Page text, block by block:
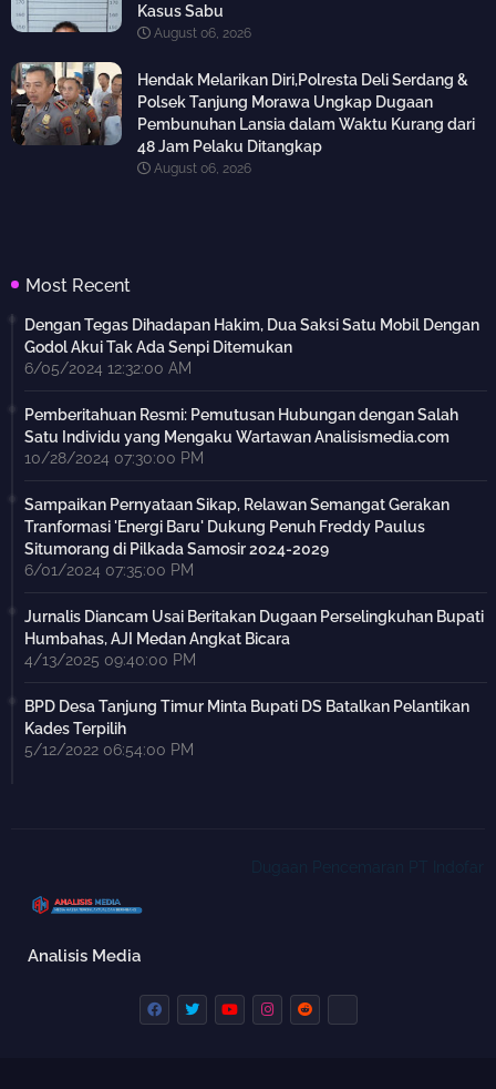
Kasus Sabu
August 06, 2026
Hendak Melarikan Diri,Polresta Deli Serdang &
Polsek Tanjung Morawa Ungkap Dugaan
Pembunuhan Lansia dalam Waktu Kurang dari
48 Jam Pelaku Ditangkap
August 06, 2026
Most Recent
Dengan Tegas Dihadapan Hakim, Dua Saksi Satu Mobil Dengan
Godol Akui Tak Ada Senpi Ditemukan
6/05/2024 12:32:00 AM
Pemberitahuan Resmi: Pemutusan Hubungan dengan Salah
Satu Individu yang Mengaku Wartawan Analisismedia.com
10/28/2024 07:30:00 PM
Sampaikan Pernyataan Sikap, Relawan Semangat Gerakan
Tranformasi 'Energi Baru' Dukung Penuh Freddy Paulus
Situmorang di Pilkada Samosir 2024-2029
6/01/2024 07:35:00 PM
Jurnalis Diancam Usai Beritakan Dugaan Perselingkuhan Bupati
Humbahas, AJI Medan Angkat Bicara
4/13/2025 09:40:00 PM
BPD Desa Tanjung Timur Minta Bupati DS Batalkan Pelantikan
Kades Terpilih
5/12/2022 06:54:00 PM
Analisis Media